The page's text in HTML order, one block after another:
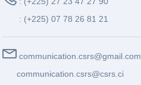
: (+225) 07 78 26 81 21
communication.csrs@gmail.com
communication.csrs@csrs.ci